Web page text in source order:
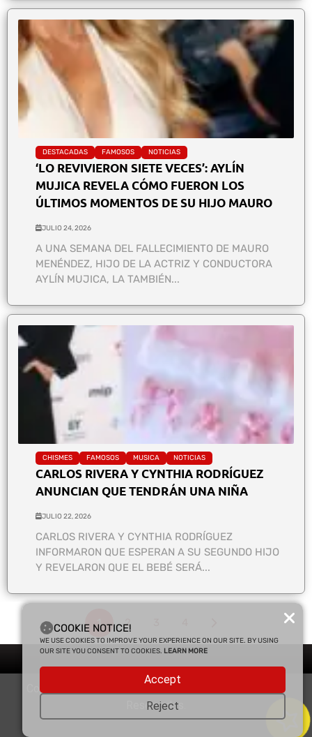
DESTACADAS FAMOSOS NOTICIAS
‘LO REVIVIERON SIETE VECES’: AYLÍN
MUJICA REVELA CÓMO FUERON LOS
ÚLTIMOS MOMENTOS DE SU HIJO MAURO
JULIO 24, 2026
A UNA SEMANA DEL FALLECIMIENTO DE MAURO
MENÉNDEZ, HIJO DE LA ACTRIZ Y CONDUCTORA
AYLÍN MUJICA, LA TAMBIÉN...
CHISMES FAMOSOS MUSICA NOTICIAS
CARLOS RIVERA Y CYNTHIA RODRÍGUEZ
ANUNCIAN QUE TENDRÁN UNA NIÑA
JULIO 22, 2026
CARLOS RIVERA Y CYNTHIA RODRÍGUEZ
INFORMARON QUE ESPERAN A SU SEGUNDO HIJO
Y REVELARON QUE EL BEBÉ SERÁ...
1 2
Copyright © 2025 Enfasis Comunicaciones. Derechos
Reservados.
COOKIE NOTICE!
WE USE COOKIES TO IMPROVE YOUR EXPERIENCE ON OUR SITE. BY USING
OUR SITE YOU CONSENT TO COOKIES. LEARN MORE
Accept
Reject